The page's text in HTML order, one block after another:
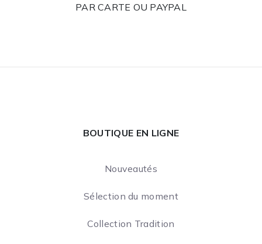
PAR CARTE OU PAYPAL
BOUTIQUE EN LIGNE
Nouveautés
Sélection du moment
Collection Tradition